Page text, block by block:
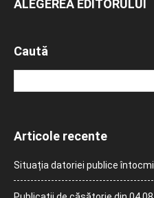
ALEGEREA EDITORULUI
Caută
Articole recente
Situația datoriei publice